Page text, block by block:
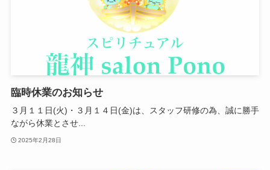
臨時休業のお知らせ
３月１１日(火)・３月１４日(金)は、スタッフ研修の為、誠に勝手
ながら休業とさせ...
2025年2月28日